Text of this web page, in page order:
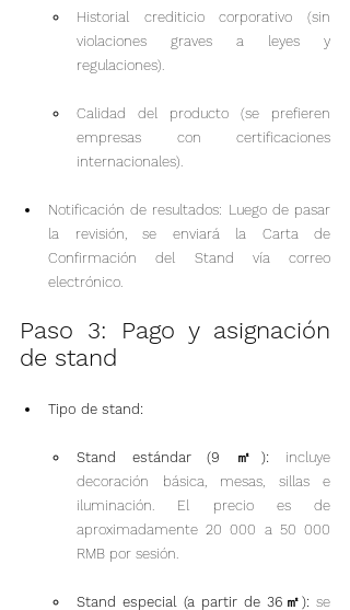
Historial crediticio corporativo (sin
violaciones graves a leyes y
regulaciones).
Calidad del producto (se prefieren
empresas con certificaciones
internacionales).
Notificación de resultados: Luego de pasar
la revisión, se enviará la Carta de
Confirmación del Stand vía correo
electrónico.
Paso 3: Pago y asignación
de stand
Tipo de stand:
Stand estándar (9 ㎡): incluye
decoración básica, mesas, sillas e
iluminación. El precio es de
aproximadamente 20 000 a 50 000
RMB por sesión.
Stand especial (a partir de 36㎡): se